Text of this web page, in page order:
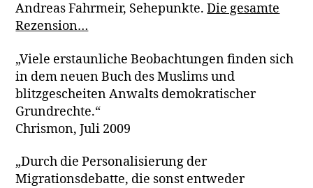
Andreas Fahrmeir, Sehepunkte.Die gesamte
Rezension…
„Viele erstaunliche Beobachtungen finden sich
in dem neuen Buch des Muslims und
blitzgescheiten Anwalts demokratischer
Grundrechte.“
Chrismon, Juli 2009
„Durch die Personalisierung der
Migrationsdebatte, die sonst entweder